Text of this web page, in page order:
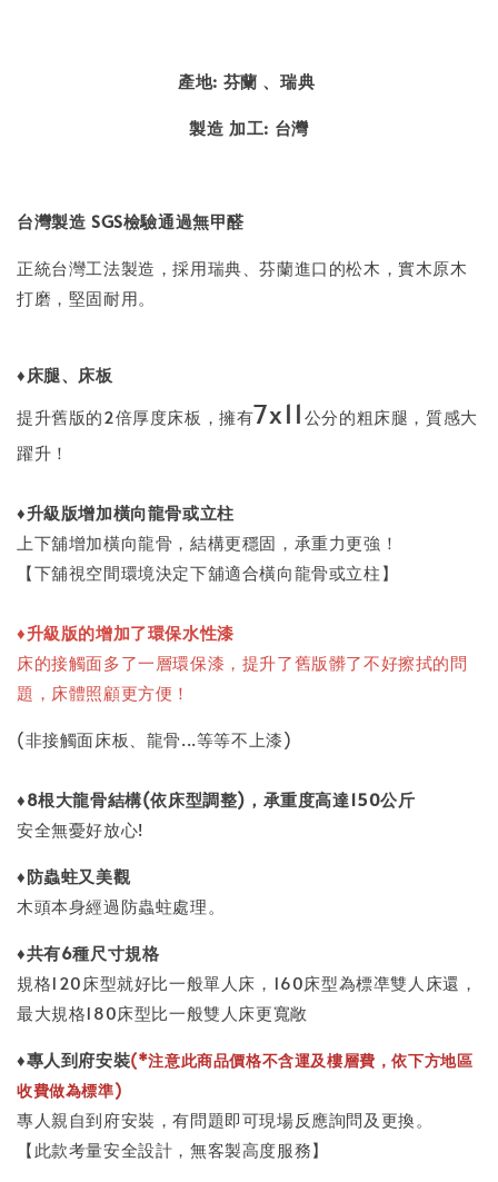
產地: 芬蘭 、瑞典
製造 加工: 台灣
台灣製造 SGS檢驗通過無甲醛
正統台灣工法製造，採用瑞典、芬蘭進口的松木，實木原木
打磨，堅固耐用。
♦床腿、床板
提升舊版的2倍厚度床板，擁有7x11公分的粗床腿，質感大
躍升！
♦升級版增加橫向龍骨或立柱
上下舖增加橫向龍骨，結構更穩固，承重力更強！
【下舖視空間環境決定下舖適合橫向龍骨或立柱】
♦升級版的增加了環保水性漆
床的接觸面多了一層環保漆，提升了舊版髒了不好擦拭的問
題，床體照顧更方便！
(非接觸面床板、龍骨...等等不上漆)
♦8根大龍骨結構(依床型調整) ，承重度高達150公斤
安全無憂好放心!
♦防蟲蛀又美觀
木頭本身經過防蟲蛀處理。
♦共有6種尺寸規格
規格120床型就好比一般單人床，160床型為標凖雙人床還，
最大規格180床型比一般雙人床更寬敞
♦專人到府安裝(*注意此商品價格不含運及樓層費，依下方地區
收費做為標準)
專人親自到府安裝，有問題即可現場反應詢問及更換。
【此款考量安全設計，無客製高度服務】